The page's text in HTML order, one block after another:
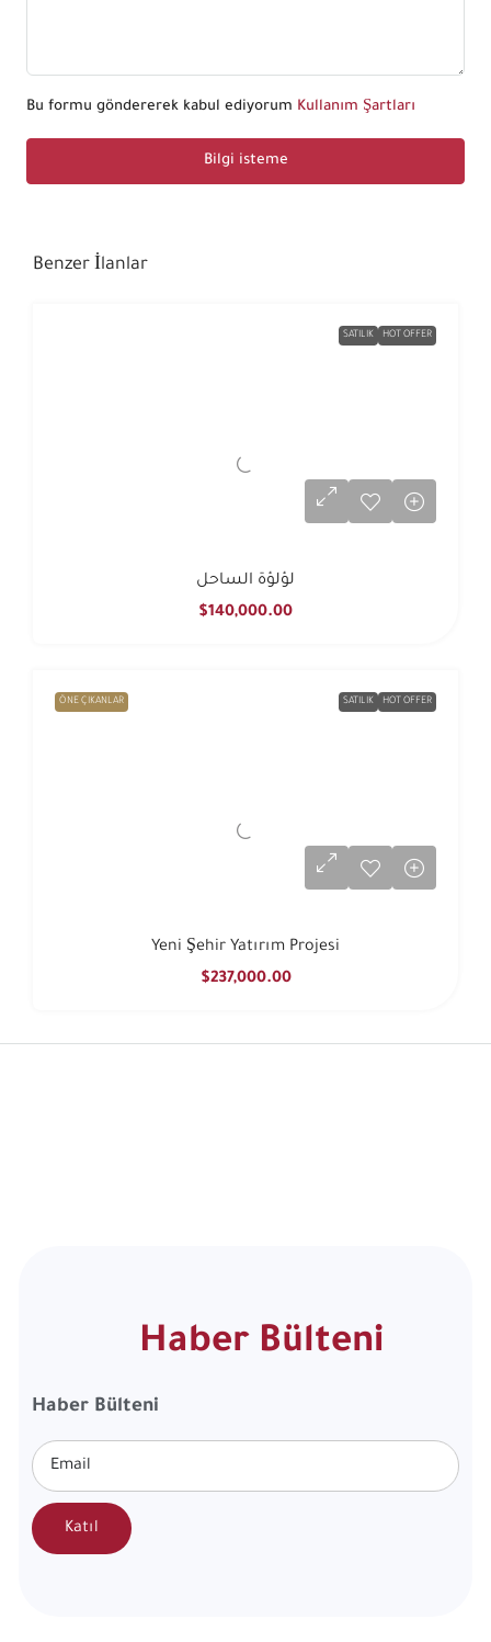
Bu formu göndererek kabul ediyorum Kullanım Şartları
Bilgi isteme
Benzer İlanlar
SATILIK HOT OFFER
لؤلؤة الساحل
$140,000.00
ÖNE ÇIKANLAR SATILIK HOT OFFER
Yeni Şehir Yatırım Projesi
$237,000.00
Haber Bülteni
Haber Bülteni
Katıl